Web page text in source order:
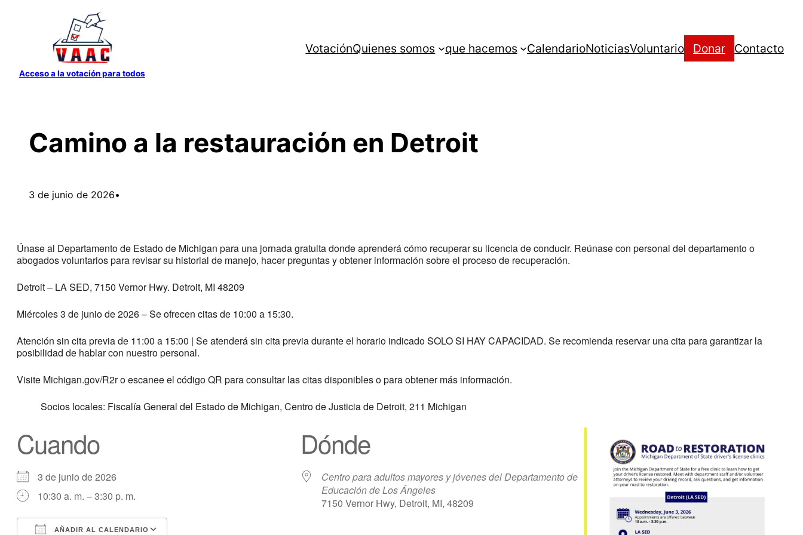
contenido
Acceso a la votación para todos
VotaciónQuienes somos que hacemos CalendarioNoticiasVoluntario Donar Contacto
Camino a la restauración en Detroit
3 de junio de 2026•
Únase al Departamento de Estado de Michigan para una jornada gratuita donde aprenderá cómo recuperar su licencia de conducir. Reúnase con personal del departamento o
abogados voluntarios para revisar su historial de manejo, hacer preguntas y obtener información sobre el proceso de recuperación.
Detroit – LA SED, 7150 Vernor Hwy. Detroit, MI 48209
Miércoles 3 de junio de 2026 – Se ofrecen citas de 10:00 a 15:30.
Atención sin cita previa de 11:00 a 15:00 | Se atenderá sin cita previa durante el horario indicado SOLO SI HAY CAPACIDAD. Se recomienda reservar una cita para garantizar la
posibilidad de hablar con nuestro personal.
Visite Michigan.gov/R2r o escanee el código QR para consultar las citas disponibles o para obtener más información.
Socios locales: Fiscalía General del Estado de Michigan, Centro de Justicia de Detroit, 211 Michigan
Cuando
3 de junio de 2026
10:30 a. m. – 3:30 p. m.
AÑADIR AL CALENDARIO
Dónde
Centro para adultos mayores y jóvenes del Departamento de
Educación de Los Ángeles
7150 Vernor Hwy, Detroit, MI, 48209